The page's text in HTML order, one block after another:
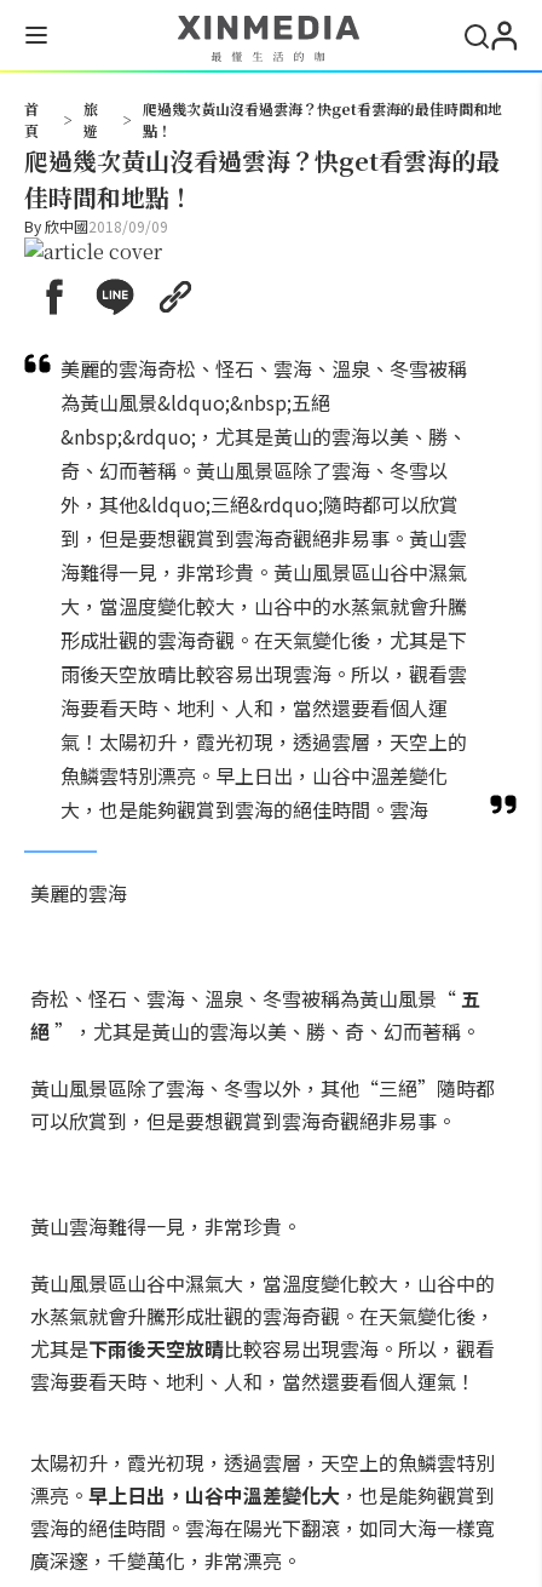
首
頁
>
旅
遊
>
爬過幾次黃山沒看過雲海？快get看雲海的最佳時間和地
點！
爬過幾次黃山沒看過雲海？快get看雲海的最
佳時間和地點！
By欣中國2018/09/09
美麗的雲海奇松、怪石、雲海、溫泉、冬雪被稱
為黃山風景&ldquo;&nbsp;五絕
&nbsp;&rdquo;，尤其是黃山的雲海以美、勝、
奇、幻而著稱。黃山風景區除了雲海、冬雪以
外，其他&ldquo;三絕&rdquo;隨時都可以欣賞
到，但是要想觀賞到雲海奇觀絕非易事。黃山雲
海難得一見，非常珍貴。黃山風景區山谷中濕氣
大，當溫度變化較大，山谷中的水蒸氣就會升騰
形成壯觀的雲海奇觀。在天氣變化後，尤其是下
雨後天空放晴比較容易出現雲海。所以，觀看雲
海要看天時、地利、人和，當然還要看個人運
氣！太陽初升，霞光初現，透過雲層，天空上的
魚鱗雲特別漂亮。早上日出，山谷中溫差變化
大，也是能夠觀賞到雲海的絕佳時間。雲海
美麗的雲海
奇松、怪石、雲海、溫泉、冬雪被稱為黃山風景“五
絕”，尤其是黃山的雲海以美、勝、奇、幻而著稱。
黃山風景區除了雲海、冬雪以外，其他“三絕”隨時都
可以欣賞到，但是要想觀賞到雲海奇觀絕非易事。
黃山雲海難得一見，非常珍貴。
黃山風景區山谷中濕氣大，當溫度變化較大，山谷中的
水蒸氣就會升騰形成壯觀的雲海奇觀。在天氣變化後，
尤其是下雨後天空放晴比較容易出現雲海。所以，觀看
雲海要看天時、地利、人和，當然還要看個人運氣！
太陽初升，霞光初現，透過雲層，天空上的魚鱗雲特別
漂亮。 早上日出，山谷中溫差變化大 ，也是能夠觀賞到
雲海的絕佳時間。雲海在陽光下翻滾，如同大海一樣寬
廣深邃，千變萬化，非常漂亮。